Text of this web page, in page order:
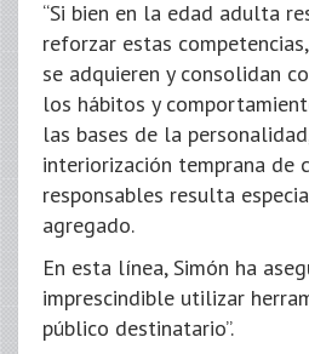
“Si bien en la edad adulta
reforzar estas
se adquieren y consolidan
los hábitos y
las bases de la
interiorización temprana de
responsables resulta
agregado.
En esta línea, Simón ha
imprescindible utilizar
público destinatario”.